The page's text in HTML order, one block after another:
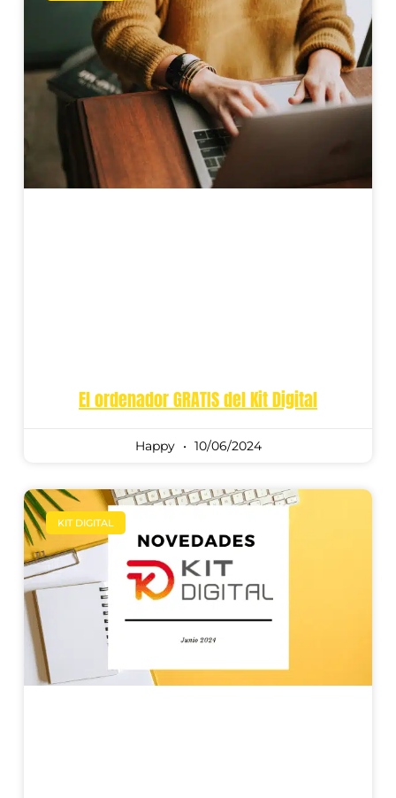
El ordenador GRATIS del Kit Digital
Happy 10/06/2024
KIT DIGITAL